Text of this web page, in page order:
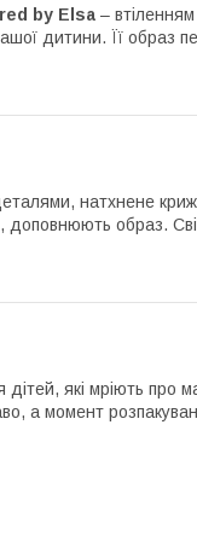
by Elsa –
дитини. Її образ
натхнене
доповнюють образ.
які мріють про
а момент